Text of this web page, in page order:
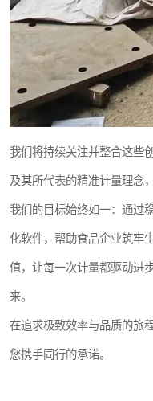
我们将持续关注并整合这些
及其所代表的精准计量理念
我们的目标始终如一：通过
化软件，帮助食品企业筑牢
值，让每一次计量都驱动进
来。
在追求极致效率与品质的旅
您携手同行的承诺。